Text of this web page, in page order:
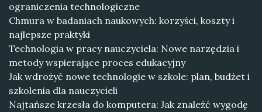
ograniczenia technologiczne
Chmura w badaniach naukowych: korzyści, koszty i
najlepsze praktyki
Technologia w pracy nauczyciela: Nowe narzędzia i
metody wspierające proces edukacyjny
Jak wdrożyć nowe technologie w szkole: plan, budżet i
szkolenia dla nauczycieli
Najtańsze krzesła do komputera: Jak znaleźć wygodę